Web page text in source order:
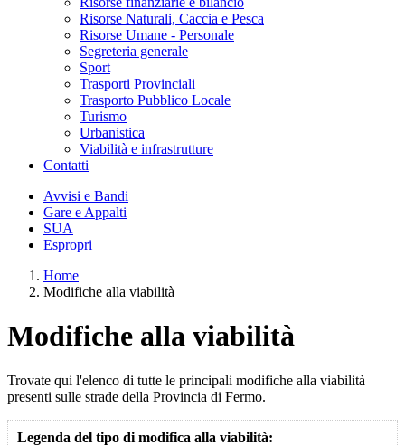
Risorse Naturali, Caccia e Pesca
Risorse Umane - Personale
Segreteria generale
Sport
Trasporti Provinciali
Trasporto Pubblico Locale
Turismo
Urbanistica
Viabilità e infrastrutture
Contatti
Avvisi e Bandi
Gare e Appalti
SUA
Espropri
Home
Modifiche alla viabilità
Modifiche alla viabilità
Trovate qui l'elenco di tutte le principali modifiche alla viabilità
presenti sulle strade della Provincia di Fermo.
Legenda del tipo di modifica alla viabilità: